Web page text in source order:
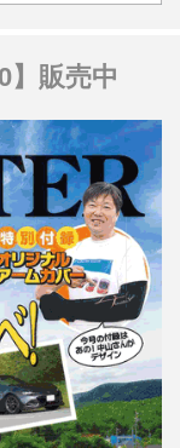
】販売中